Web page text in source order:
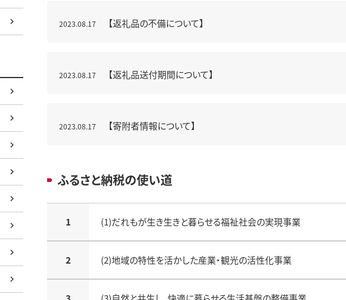
2023.08.17 【返礼品の不備について】
2023.08.17 【返礼品送付期間について】
2023.08.17 【寄附者情報について】
ふるさと納税の使い道
1 (1)だれもが生き生きと暮らせる福祉社会の実現事業
2 (2)地域の特性を活かした産業・観光の活性化事業